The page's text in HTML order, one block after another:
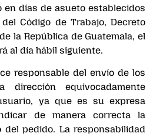
en días de asueto establecidos
Código de Trabajo, Decreto
la República de Guatemala, el
al día hábil siguiente.
responsable del envío de los
equivocadamente
ya que es su expresa
de manera correcta la
del pedido. La responsabilidad